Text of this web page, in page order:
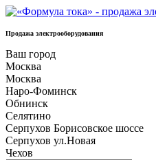
Продажа электрооборудования
Ваш город
Москва
Москва
Наро-Фоминск
Обнинск
Селятино
Серпухов Борисовское шоссе
Серпухов ул.Новая
Чехов